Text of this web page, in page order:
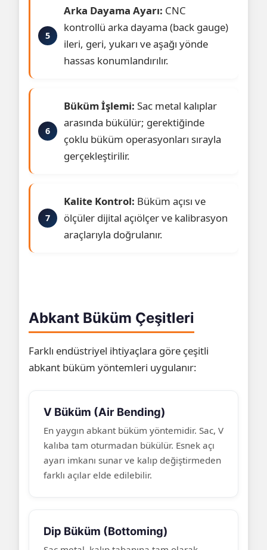
Arka Dayama Ayarı: CNC
kontrollü arka dayama (back gauge)
ileri, geri, yukarı ve aşağı yönde
hassas konumlandırılır.
Büküm İşlemi: Sac metal kalıplar
arasında bükülür; gerektiğinde
çoklu büküm operasyonları sırayla
gerçekleştirilir.
Kalite Kontrol: Büküm açısı ve
ölçüler dijital açıölçer ve kalibrasyon
araçlarıyla doğrulanır.
Abkant Büküm Çeşitleri
Farklı endüstriyel ihtiyaçlara göre çeşitli
abkant büküm yöntemleri uygulanır:
V Büküm (Air Bending)
En yaygın abkant büküm yöntemidir. Sac, V
kalıba tam oturmadan bükülür. Esnek açı
ayarı imkanı sunar ve kalıp değiştirmeden
farklı açılar elde edilebilir.
Dip Büküm (Bottoming)